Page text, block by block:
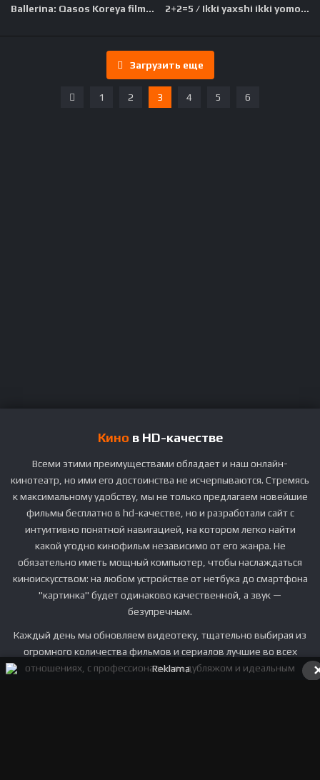
Ballerina: Qasos Koreya filmi Uzbek tilida O'zbekcha 2023 tarjima kino Full HD skachat 2+2=5 / Ikki yaxshi ikki yomon besh kishi Turk kino Uzbek tilida O'zbekcha 2023 tarjima kino Full HD skachat
Загрузить еще
1 2 3 4 5 6
Кино в HD-качестве
Всеми этими преимуществами обладает и наш онлайн-
кинотеатр, но ими его достоинства не исчерпываются. Стремясь
к максимальному удобству, мы не только предлагаем новейшие
фильмы бесплатно в hd-качестве, но и разработали сайт с
интуитивно понятной навигацией, на котором легко найти
какой угодно кинофильм независимо от его жанра. Не
обязательно иметь мощный компьютер, чтобы наслаждаться
киноискусством: на любом устройстве от нетбука до смартфона
"картинка" будет одинаково качественной, а звук —
безупречным.
Каждый день мы обновляем видеотеку, тщательно выбирая из
огромного количества фильмов и сериалов лучшие во всех
отношениях, с профессиональным дубляжом и идеальным